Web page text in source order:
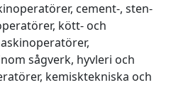
cement-, sten-
kött- och
sågverk, hyvleri och
kemisktekniska och